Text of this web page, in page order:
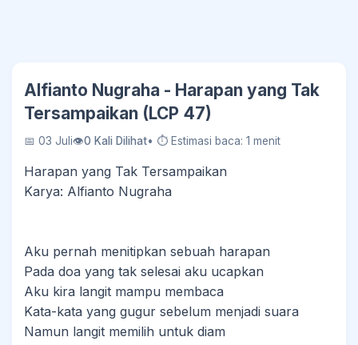
Alfianto Nugraha - Harapan yang Tak
Tersampaikan (LCP 47)
📅 03 Juli👁0 Kali Dilihat• ⏱ Estimasi baca: 1 menit
Harapan yang Tak Tersampaikan
Karya: Alfianto Nugraha
Aku pernah menitipkan sebuah harapan
Pada doa yang tak selesai aku ucapkan
Aku kira langit mampu membaca
Kata-kata yang gugur sebelum menjadi suara
Namun langit memilih untuk diam